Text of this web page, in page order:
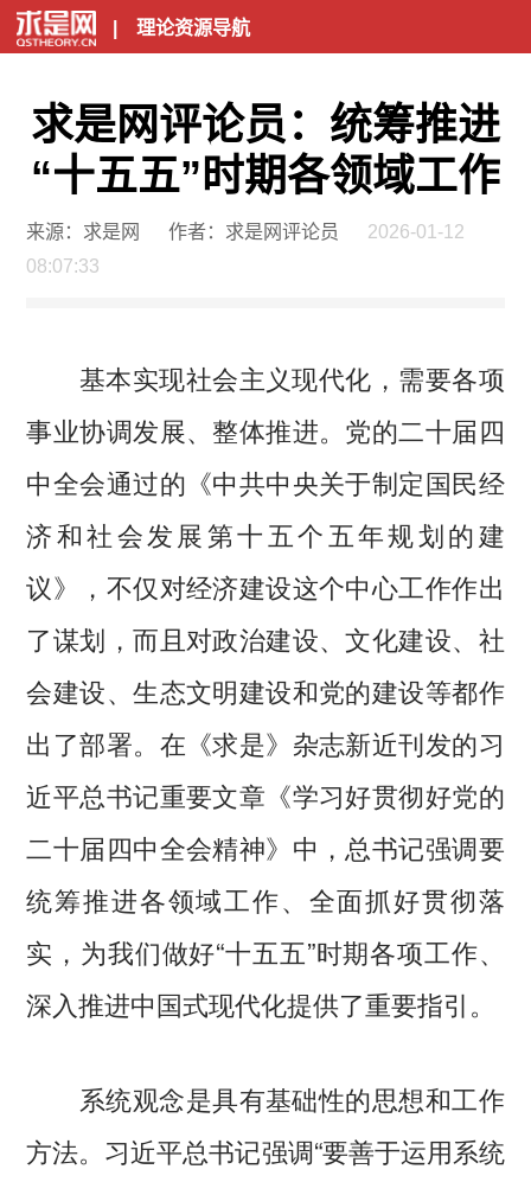
| 理论资源导航
求是网评论员：统筹推进
“十五五”时期各领域工作
来源：求是网 作者：求是网评论员
2026-01-12
08:07:33
基本实现社会主义现代化，需要各项
事业协调发展、整体推进。党的二十届四
中全会通过的《中共中央关于制定国民经
济和社会发展第十五个五年规划的建
议》，不仅对经济建设这个中心工作作出
了谋划，而且对政治建设、文化建设、社
会建设、生态文明建设和党的建设等都作
出了部署。在《求是》杂志新近刊发的习
近平总书记重要文章《学习好贯彻好党的
二十届四中全会精神》中，总书记强调要
统筹推进各领域工作、全面抓好贯彻落
实，为我们做好“十五五”时期各项工作、
深入推进中国式现代化提供了重要指引。
系统观念是具有基础性的思想和工作
方法。习近平总书记强调“要善于运用系统